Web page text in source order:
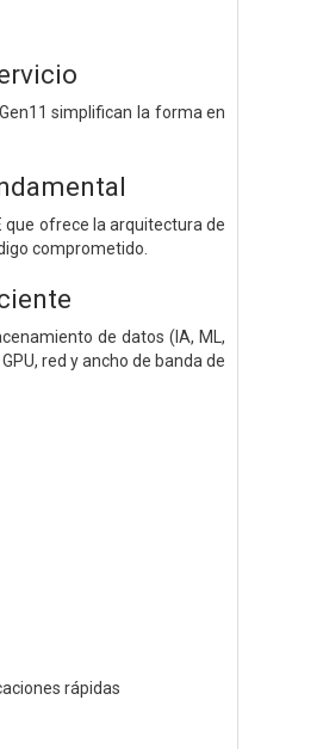
simplifican la forma en
que ofrece la arquitectura de
comprometido.
de datos (IA, ML,
red y ancho de banda de
rápidas